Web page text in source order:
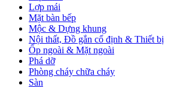
Lợp mái
Mặt bàn bếp
Mộc & Dựng khung
Nội thất, Đồ gắn cố định & Thiết bị
Ốp ngoài & Mặt ngoài
Phá dỡ
Phòng cháy chữa cháy
Sàn